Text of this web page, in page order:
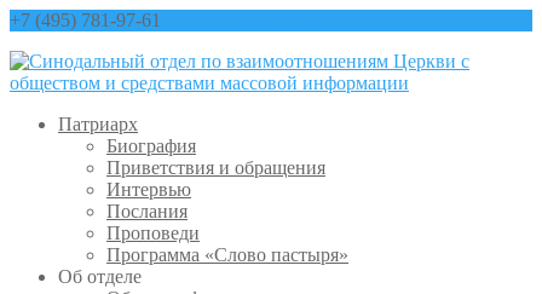
+7 (495) 781-97-61
Патриарх
Биография
Приветствия и обращения
Интервью
Послания
Проповеди
Программа «Слово пастыря»
Об отделе